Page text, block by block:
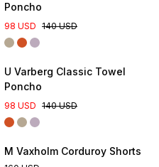
Poncho
98 USD 140 USD
U Varberg Classic Towel
Poncho
98 USD 140 USD
M Vaxholm Corduroy Shorts